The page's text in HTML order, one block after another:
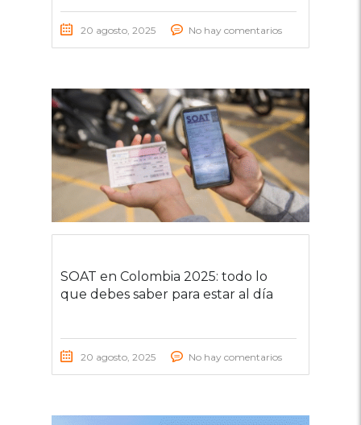
20 agosto, 2025 No hay comentarios
SOAT en Colombia 2025: todo lo
que debes saber para estar al día
20 agosto, 2025 No hay comentarios